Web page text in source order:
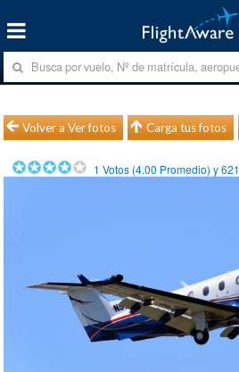
Volver a Ver fotos Carga tus fotos
1 Votos (4.00 Promedio) y621